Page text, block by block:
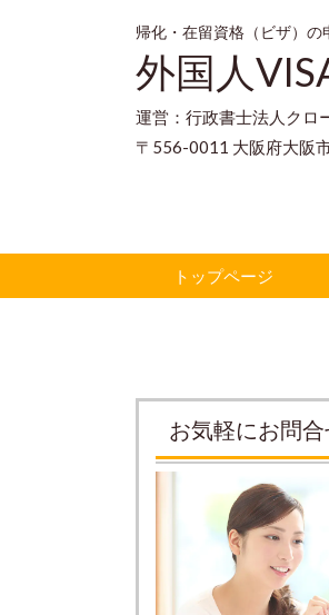
帰化・在留資格（ビザ）の
外国人
運営：行政書士法人クロ
〒556-0011 大阪府大阪
トップページ
お気軽にお問